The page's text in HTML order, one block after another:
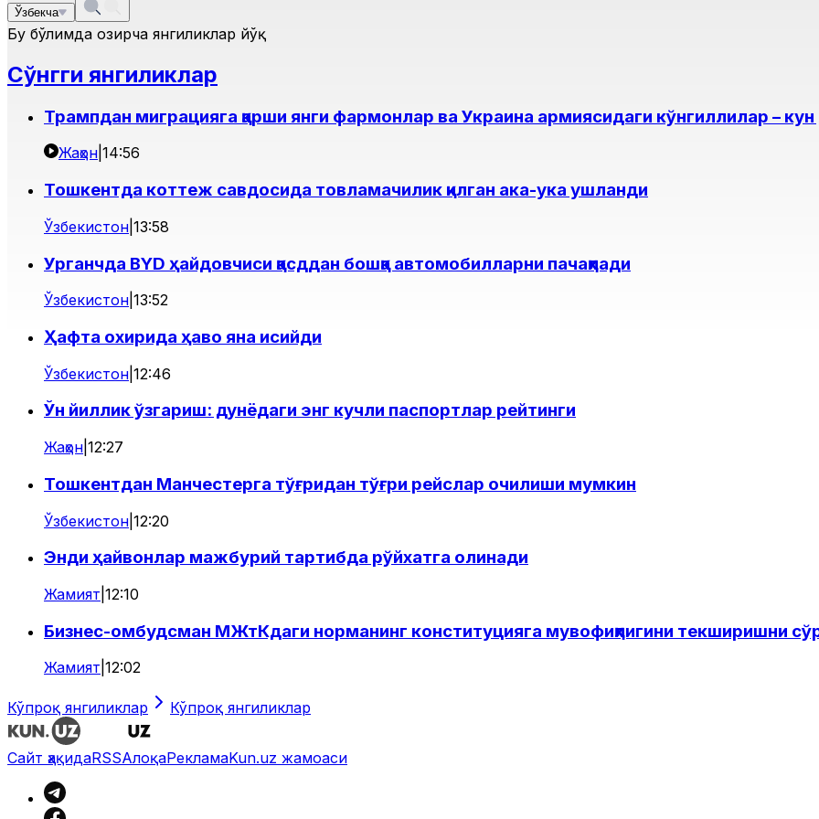
Ўзбекча
Бу бўлимда ҳозирча янгиликлар йўқ
Сўнгги янгиликлар
Трампдан миграцияга қарши янги фармонлар ва Украина армиясидаги кўнгиллилар –
Жаҳон 14:56
Тошкентда коттеж савдосида товламачилик қилган ака-ука ушланди
Ўзбекистон 13:58
Урганчда BYD ҳайдовчиси қасддан бошқа автомобилларни пачақлади
Ўзбекистон 13:52
Ҳафта охирида ҳаво яна исийди
Ўзбекистон 12:46
Ўн йиллик ўзгариш: дунёдаги энг кучли паспортлар рейтинги
Жаҳон 12:27
Тошкентдан Манчестерга тўғридан тўғри рейслар очилиши мумкин
Ўзбекистон 12:20
Энди ҳайвонлар мажбурий тартибда рўйхатга олинади
Жамият 12:10
Бизнес-омбудсман МЖтКдаги норманинг конституцияга мувофиқлигини текширишни
Жамият 12:02
Кўпроқ янгиликлар Кўпроқ янгиликлар
Сайт ҳақидаRSSАлоқаРекламаKun.uz жамоаси